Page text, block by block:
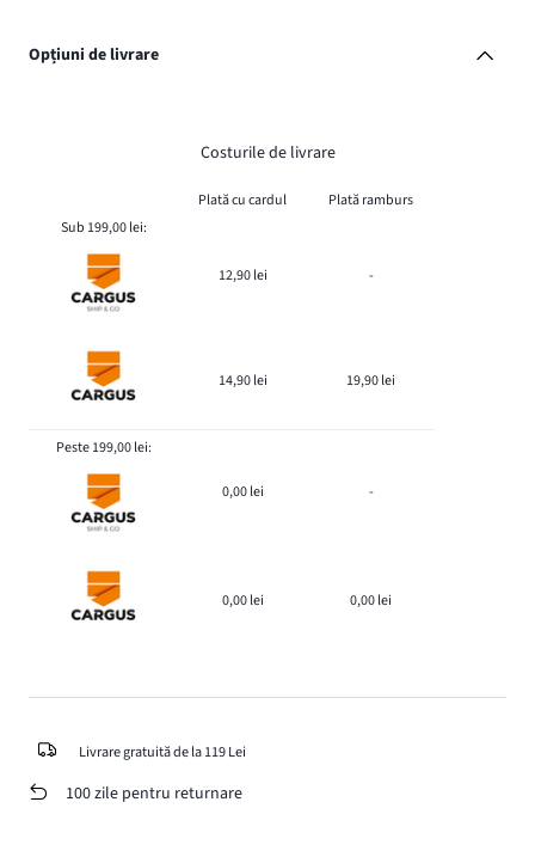
Opțiuni de livrare
Costurile de livrare
Plată cu cardul
Plată ramburs
Sub 199,00 lei:
12,90 lei -
14,90 lei 19,90 lei
Peste 199,00 lei:
0,00 lei -
0,00 lei 0,00 lei
Livrare gratuită de la 119 Lei
100 zile pentru returnare